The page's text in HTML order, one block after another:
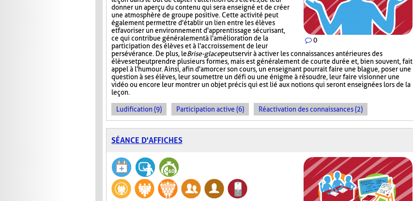
0
donner un aperçu du contenu qui sera enseigné et de créer
une atmosphère de groupe positive. Cette activité peut
également permettre d'établir un lien entre les élèves
et favoriser un environnement d'apprentissage sécurisant,
ce qui contribue généralement à l'amélioration de la
participation des élèves et à l'accroissement de leur
persévérance. De plus, leBrise-glacepeut servir à activer les connaissances antérieures des
élèves et peut prendre plusieurs formes, mais est généralement de courte durée et, bien souvent, fait
appel à l'humour. Ainsi, afin d'amorcer son cours, un enseignant pourrait faire une blague, poser une
question à ses élèves, leur soumettre un défi ou une énigme à résoudre, leur faire visionner une
vidéo ou encore leur montrer un objet précis qui est lié aux notions qui seront enseignées lors de la
leçon.
Ludification (9) Participation active (6) Réactivation des connaissances (2)
SÉANCE D'AFFICHES